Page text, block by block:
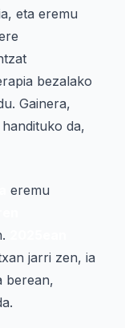
eta eremu
bezalako
Gainera,
da,
eremu
jarri zen, ia
berean,